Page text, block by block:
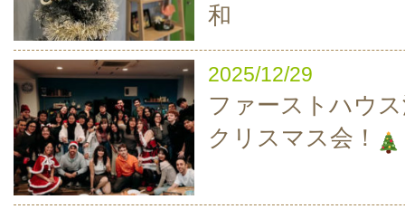
和
2025/12/29
ファーストハウ
クリスマス会！